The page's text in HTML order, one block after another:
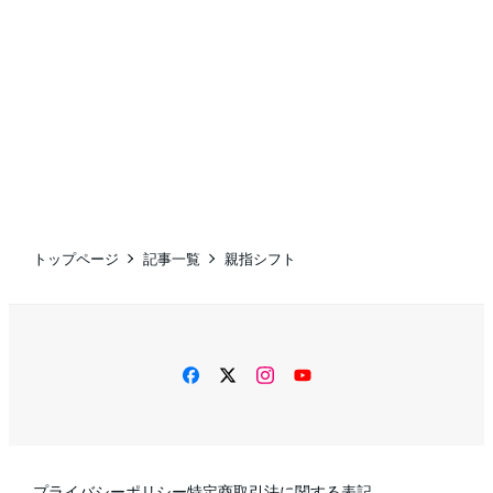
トップページ 記事一覧 親指シフト
facebooktwitterinstagram
YouTube